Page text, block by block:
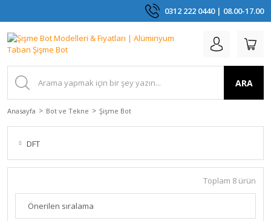
0312 222 0440 | 08.00-17.00
ARA
Anasayfa Bot ve Tekne Şişme Bot
DFT
Toplam 8 ürün